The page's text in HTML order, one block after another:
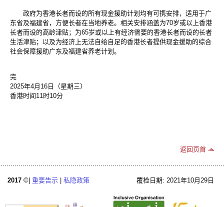
政府为香港长者而设的所有现金援助计划均有可携安排，适用于广
东省及福建省，方便长者在当地养老。相关安排涵盖为70岁或以上香港
长者而设的高龄津贴；为65岁或以上有经济需要的香港长者而设的长者
生活津贴；以及为经济上无法自给自足的香港长者提供现金援助的综合
社会保障援助广东及福建省养老计划。
完
2025年4月16日（星期三）
香港时间11时10分
返回页首
2017 ©| 重要告示 私隐政策 覆检日期: 2021年10月29日